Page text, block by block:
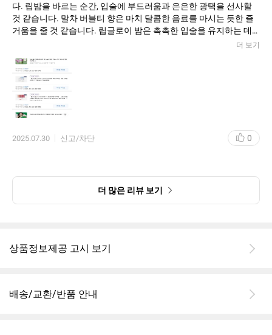
다. 립밤을 바르는 순간, 입술에 부드러움과 은은한 광택을 선사할
것 같습니다. 말차 버블티 향은 마치 달콤한 음료를 마시는 듯한 즐
거움을 줄 것 같습니다. 립글로이 밤은 촉촉한 입술을 유지하는 데
도움을 줄 것으로 예상됩니다. 라네즈의 섬세한 감각이 돋보이는 제
하고 싶습니다. 마지막으로, 립 글로이 밤의 사용 후기가 기대됩니
다.
더 보기
2025.07.30 신고/차단 0
더 많은 리뷰 보기
상품정보제공 고시 보기
배송/교환/반품 안내